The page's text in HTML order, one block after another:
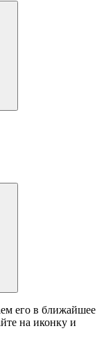
его в ближайшее
на иконку и